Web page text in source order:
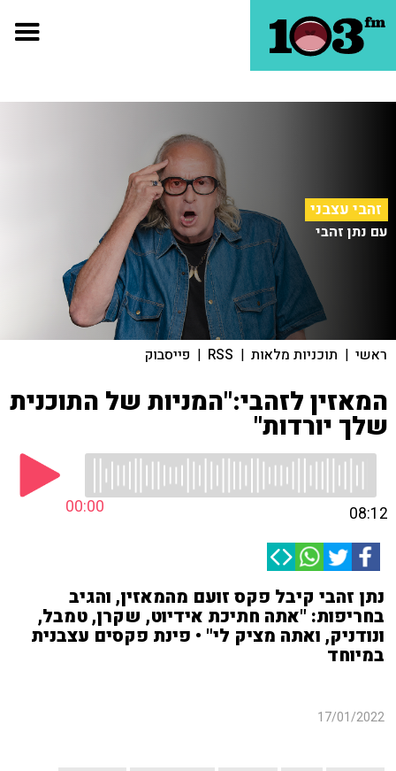
זהבי עצבני
עם נתן זהבי
ראשי | תוכניות מלאות |
RSS
| פייסבוק
המאזין לזהבי:"המניות של התוכנית
שלך יורדות"
00:00 08:12
נתן זהבי קיבל פקס זועם מהמאזין, והגיב
בחריפות: "אתה חתיכת אידיוט, שקרן, טמבל,
ונודניק, ואתה מציק לי" • פינת פקסים עצבנית
במיוחד
17/01/2022